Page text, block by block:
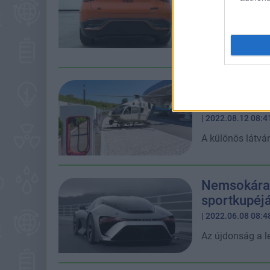
kerültek ki az
Mit keres
| 2022.08.12 08:41
A különös
| 2022.06.08
Az újdonság a